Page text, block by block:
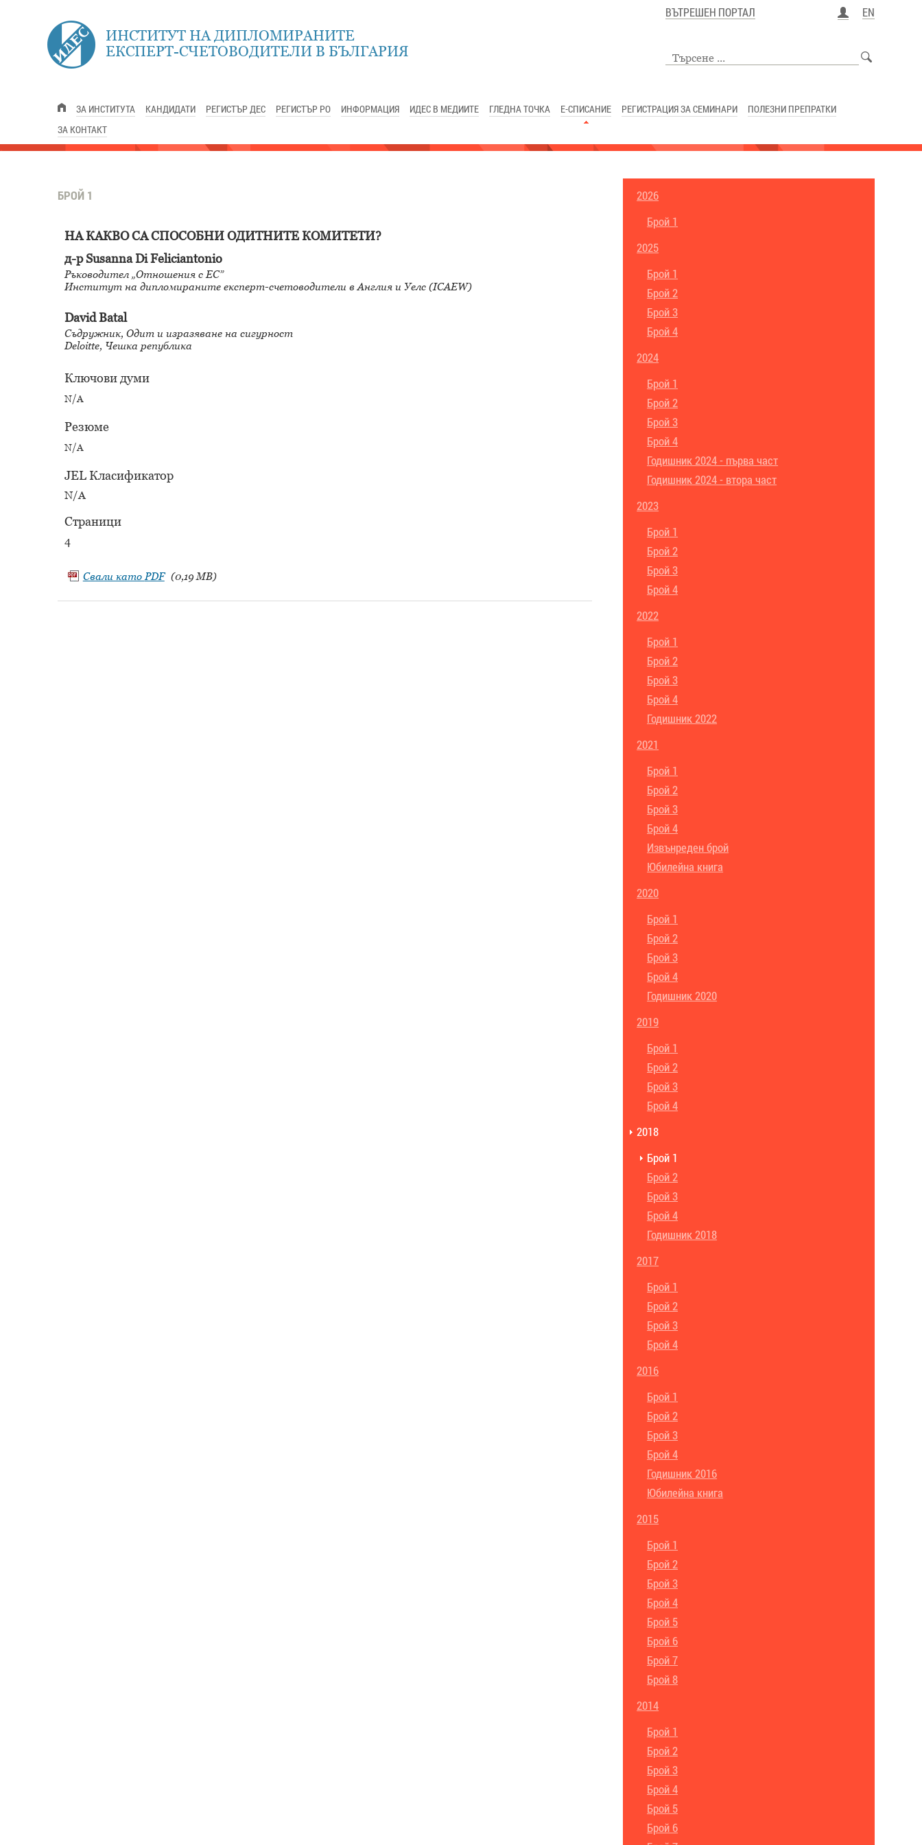
ИНСТИТУТ НА ДИПЛОМИРАНИТЕ
ЕКСПЕРТ-СЧЕТОВОДИТЕЛИ В БЪЛГАРИЯ
ВЪТРЕШЕН ПОРТАЛ EN
ЗА ИНСТИТУТА КАНДИДАТИ РЕГИСТЪР ДЕС РЕГИСТЪР РО ИНФОРМАЦИЯ ИДЕС В МЕДИИТЕ ГЛЕДНА ТОЧКА Е-СПИСАНИЕ РЕГИСТРАЦИЯ ЗА СЕМИНАРИ
ПОЛЕЗНИ ПРЕПРАТКИ
ЗА КОНТАКТ
2026
Брой 1
2025
Брой 1
Брой 2
Брой 3
Брой 4
2024
Брой 1
Брой 2
Брой 3
Брой 4
Годишник 2024 - първа част
Годишник 2024 - втора част
2023
Брой 1
Брой 2
Брой 3
Брой 4
2022
Брой 1
Брой 2
Брой 3
Брой 4
Годишник 2022
2021
Брой 1
Брой 2
Брой 3
Брой 4
Извънреден брой
Юбилейна книга
2020
Брой 1
Брой 2
Брой 3
Брой 4
Годишник 2020
2019
Брой 1
Брой 2
Брой 3
Брой 4
2018
Брой 1
Брой 2
Брой 3
Брой 4
Годишник 2018
2017
Брой 1
Брой 2
Брой 3
Брой 4
2016
Брой 1
Брой 2
Брой 3
Брой 4
Годишник 2016
Юбилейна книга
2015
Брой 1
Брой 2
Брой 3
Брой 4
Брой 5
Брой 6
Брой 7
Брой 8
2014
Брой 1
Брой 2
Брой 3
Брой 4
Брой 5
Брой 6
БРОЙ 1
НА КАКВО СА СПОСОБНИ ОДИТНИТЕ КОМИТЕТИ?
д-р Susanna Di Feliciantonio
Ръководител „Отношения с ЕС”
Институт на дипломираните експерт-счетоводители в Англия и Уелс (ICAEW)
David Batal
Съдружник, Одит и изразяване на сигурност
Deloitte, Чешка република
Ключови думи
N/A
Резюме
N/A
JEL Класификатор
N/A
Страници
4
Свали като PDF (0,19 MB)